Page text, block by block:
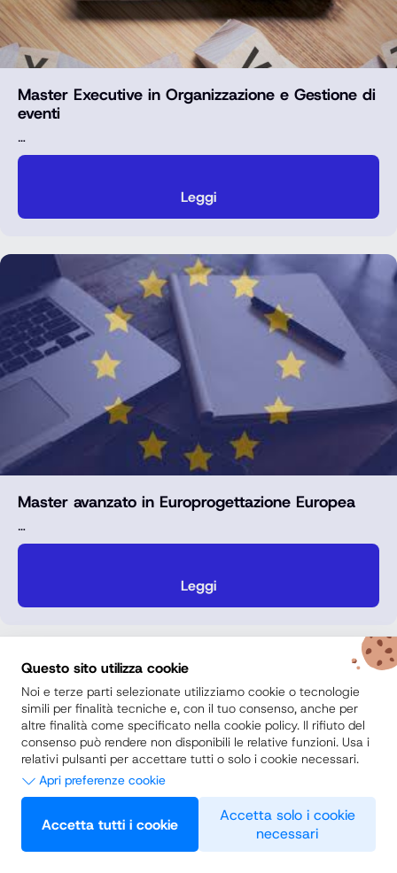
Master Executive in Organizzazione e Gestione di
eventi
…
Leggi
Master avanzato in Europrogettazione Europea
…
Leggi
Questo sito utilizza cookie
Noi e terze parti selezionate utilizziamo cookie o tecnologie
simili per finalità tecniche e, con il tuo consenso, anche per
altre finalità come specificato nella cookie policy. Il rifiuto del
consenso può rendere non disponibili le relative funzioni. Usa i
relativi pulsanti per accettare tutti o solo i cookie necessari.
Apri preferenze cookie
Questi strumenti di tracciamento sono strettamente necessari per
garantire il funzionamento e la fornitura del servizio che ci hai
Accetta tutti i cookie
Accetta solo i cookie
necessari